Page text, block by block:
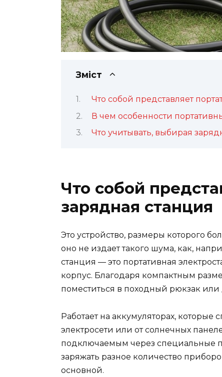
Зміст
Что собой представляет
В чем особенности
Что учитывать, выбирая
Что собой
зарядная станция
Это устройство, размеры которого
оно не издает такого шума, как,
станция — это портативная
корпус. Благодаря компактным
поместиться в походный рюкзак
Работает на аккумуляторах,
электросети или от солнечных
подключаемым через специальные
заряжать разное количество
основной.